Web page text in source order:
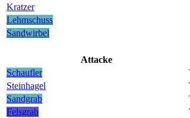
Kratzer
Lehmschuss
Sandwirbel
Attacke
Schaufler
Steinhagel
Sandgrab
Felsgrab